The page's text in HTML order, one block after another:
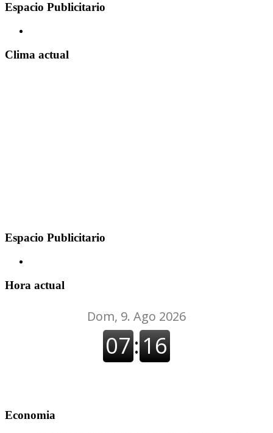
Espacio Publicitario
Clima actual
Espacio Publicitario
Hora actual
Economia